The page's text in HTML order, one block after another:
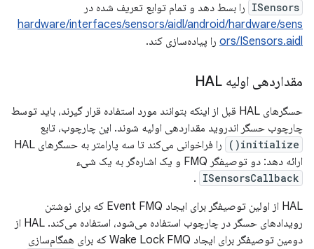
ISensors را بسط دهد و تمام توابع تعریف شده در
hardware/interfaces/sensors/aidl/android/hardware/sens
ors/ISensors.aidl را پیاده‌سازی کند.
مقداردهی اولیه HAL
حسگرهای HAL قبل از اینکه بتوانند مورد استفاده قرار گیرند، باید توسط
چارچوب حسگر اندروید مقداردهی اولیه شوند. این چارچوب، تابع
initialize()
را فراخوانی می‌کند تا سه پارامتر به حسگرهای HAL
ارائه دهد: دو توصیفگر FMQ و یک اشاره‌گر به یک شیء
ISensorsCallback
.
HAL از اولین توصیفگر برای ایجاد Event FMQ که برای نوشتن
رویدادهای حسگر در چارچوب استفاده می‌شود، استفاده می‌کند. HAL از
دومین توصیفگر برای ایجاد Wake Lock FMQ که برای همگام‌سازی